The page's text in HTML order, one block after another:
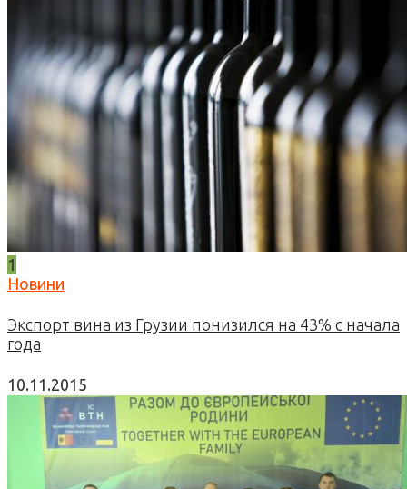
1
Новини
Экспорт вина из Грузии понизился на 43% с начала
года
10.11.2015